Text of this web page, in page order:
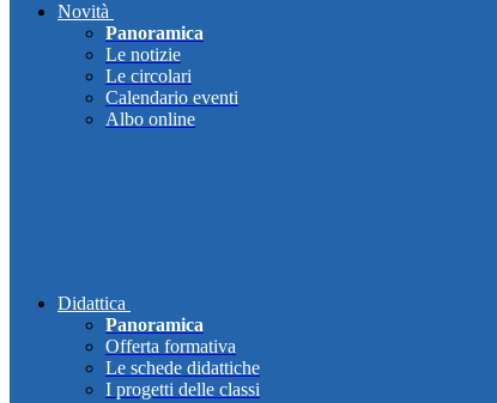
Novità
Panoramica
Le notizie
Le circolari
Calendario eventi
Albo online
Didattica
Panoramica
Offerta formativa
Le schede didattiche
I progetti delle classi